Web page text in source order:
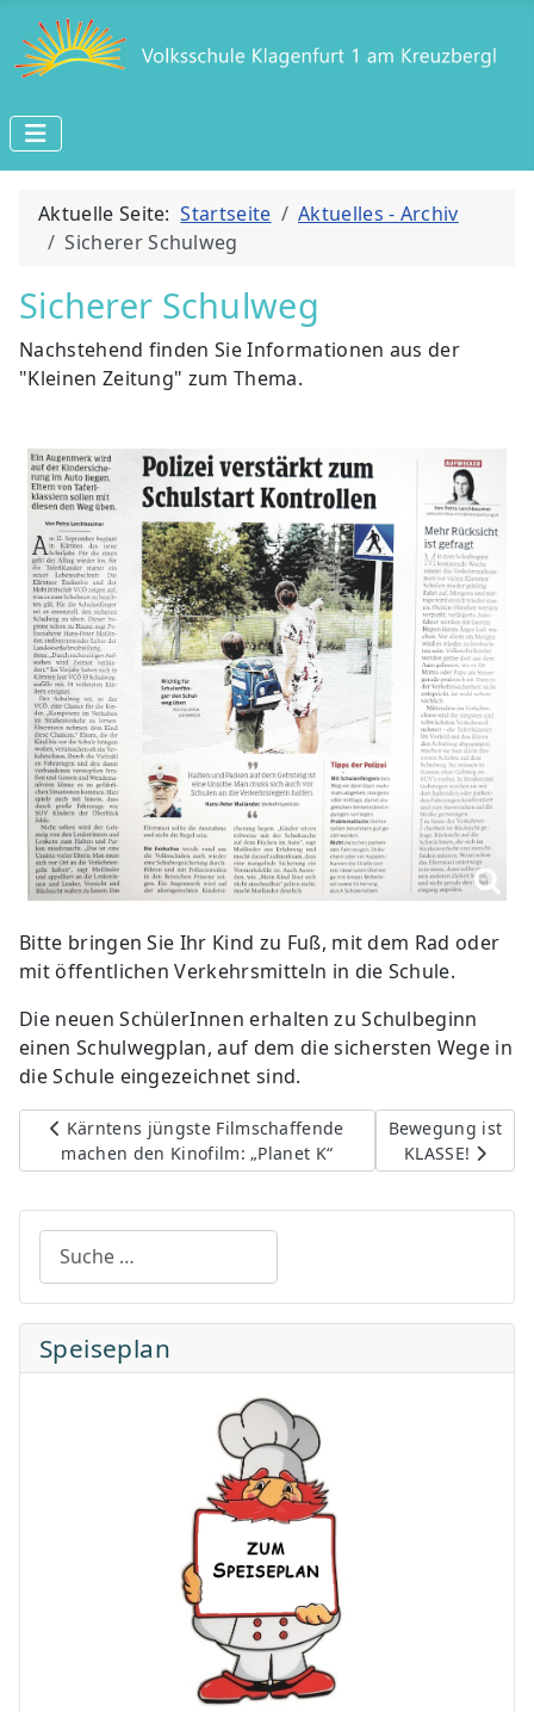
Aktuelle Seite:Startseite
Aktuelles - Archiv
Sicherer Schulweg
Sicherer Schulweg
Nachstehend finden Sie Informationen aus der
"Kleinen Zeitung" zum Thema.
Bitte bringen Sie Ihr Kind zu Fuß, mit dem Rad oder
mit öffentlichen Verkehrsmitteln in die Schule.
Die neuen SchülerInnen erhalten zu Schulbeginn
einen Schulwegplan, auf dem die sichersten Wege in
die Schule eingezeichnet sind.
Vorheriger Beitrag: Kärntens jüngste Filmschaffende
Kärntens jüngste Filmschaffende
machen den Kinofilm: „Planet K“
Nächster
Bewegung ist
KLASSE!
Suchen
Speiseplan